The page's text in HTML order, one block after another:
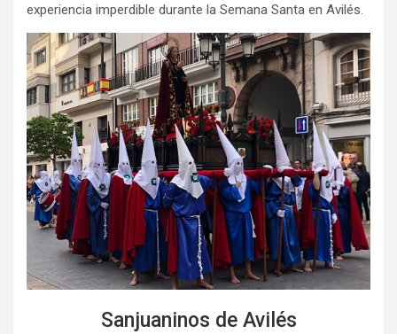
experiencia imperdible durante la Semana Santa en Avilés.
Sanjuaninos de Avilés